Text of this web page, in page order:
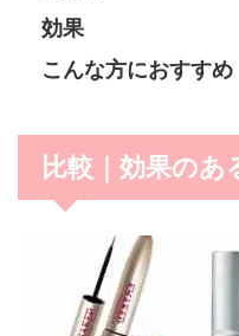
効果
こんな方におすすめ
比較｜効果のあ